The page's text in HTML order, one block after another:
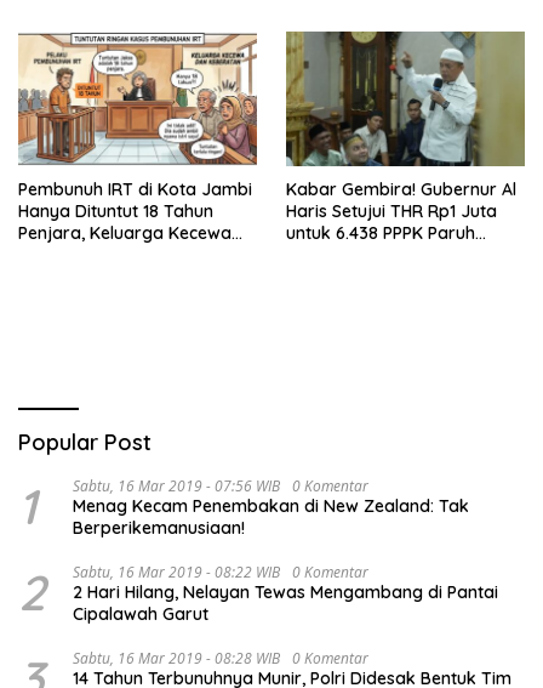
Pembunuh IRT di Kota Jambi
Hanya Dituntut 18 Tahun
Penjara, Keluarga Kecewa
Kabar Gembira! Gubernur Al
Haris Setujui THR Rp1 Juta
untuk 6.438 PPPK Paruh
Popular Post
1 Sabtu, 16 Mar 2019 - 07:56 WIB 0 Komentar
Menag Kecam Penembakan di New Zealand: Tak
Berperikemanusiaan!
2 Sabtu, 16 Mar 2019 - 08:22 WIB 0 Komentar
2 Hari Hilang, Nelayan Tewas Mengambang di Pantai
Cipalawah Garut
Sabtu, 16 Mar 2019 - 08:28 WIB 0 Komentar
14 Tahun Terbunuhnya Munir, Polri Didesak Bentuk Tim